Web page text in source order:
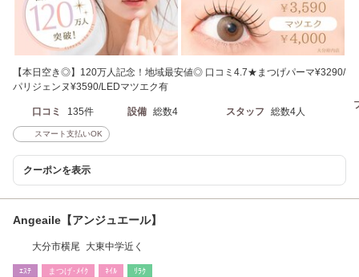
【本日空き◎】120万人記念！地域最安値◎ 口コミ4.7★まつげパーマ¥3290/
パリジェンヌ¥3590/LEDマツエク有
口コミ 135件 設備 総数4 スタッフ 総数4人
スマート支払いOK
クーポンを表示
Angeaile【アンジュエール】
大分市横尾 大東中学近く
ｴｽﾃ まつげ･ﾒｲｸ ﾈｲﾙ ﾘﾗｸ